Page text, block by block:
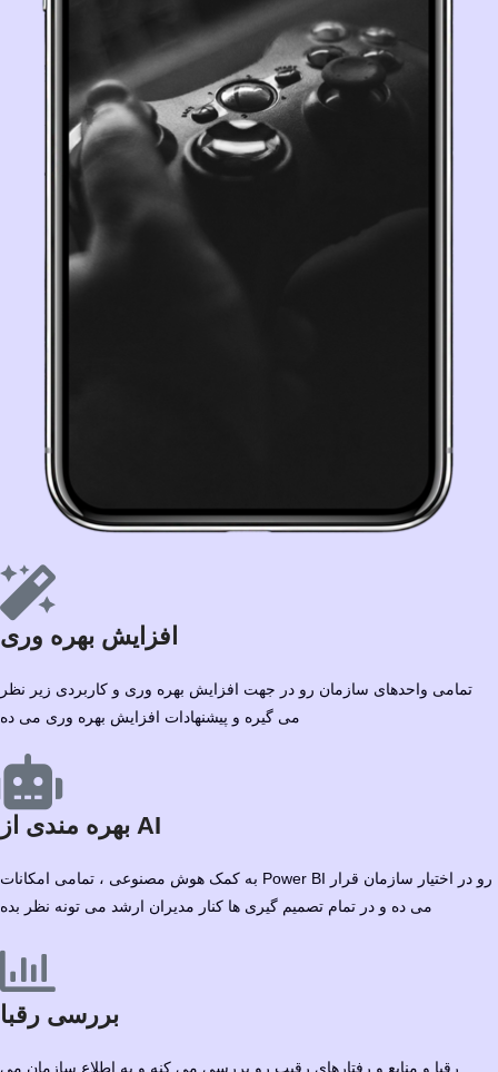
افزایش بهره وری
تمامی واحدهای سازمان رو در جهت افزایش بهره وری و کاربردی زیر نظر
می گیره و پیشنهادات افزایش بهره وری می ده
بهره مندی از AI
به کمک هوش مصنوعی ، تمامی امکانات Power BI رو در اختیار سازمان قرار
می ده و در تمام تصمیم گیری ها کنار مدیران ارشد می تونه نظر بده
بررسی رقبا
رقبا و منابع و رفتارهای رقیب رو بررسی می کنه و به اطلاع سازمان می